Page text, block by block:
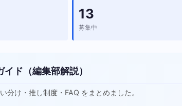
13
募集中
ド（編集部解説）
分け・推し制度・FAQ をまとめました。